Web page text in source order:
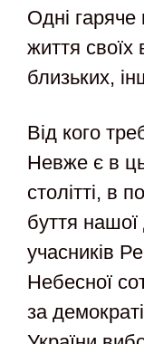
Одні гаряче
життя
близьких,
Від кого
Невже є в
столітті, в
буття
учасників
Небесної
за